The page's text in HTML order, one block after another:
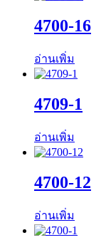
4700-16
อ่านเพิ่ม
4709-1
อ่านเพิ่ม
4700-12
อ่านเพิ่ม